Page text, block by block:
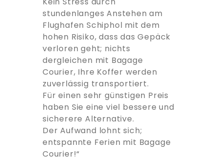
stundenlanges Anstehen am
Flughafen Schiphol mit dem
hohen Risiko, dass das Gepäck
verloren geht; nichts
dergleichen mit Bagage
Courier, Ihre Koffer werden
zuverlässig transportiert.
Für einen sehr günstigen Preis
haben Sie eine viel bessere und
sicherere Alternative.
Der Aufwand lohnt sich;
entspannte Ferien mit Bagage
Courier!“